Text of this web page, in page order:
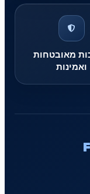
מאובטחות
ואמינות